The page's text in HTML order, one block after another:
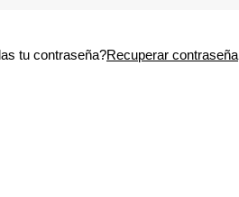
tu contraseña?Recuperar contraseña